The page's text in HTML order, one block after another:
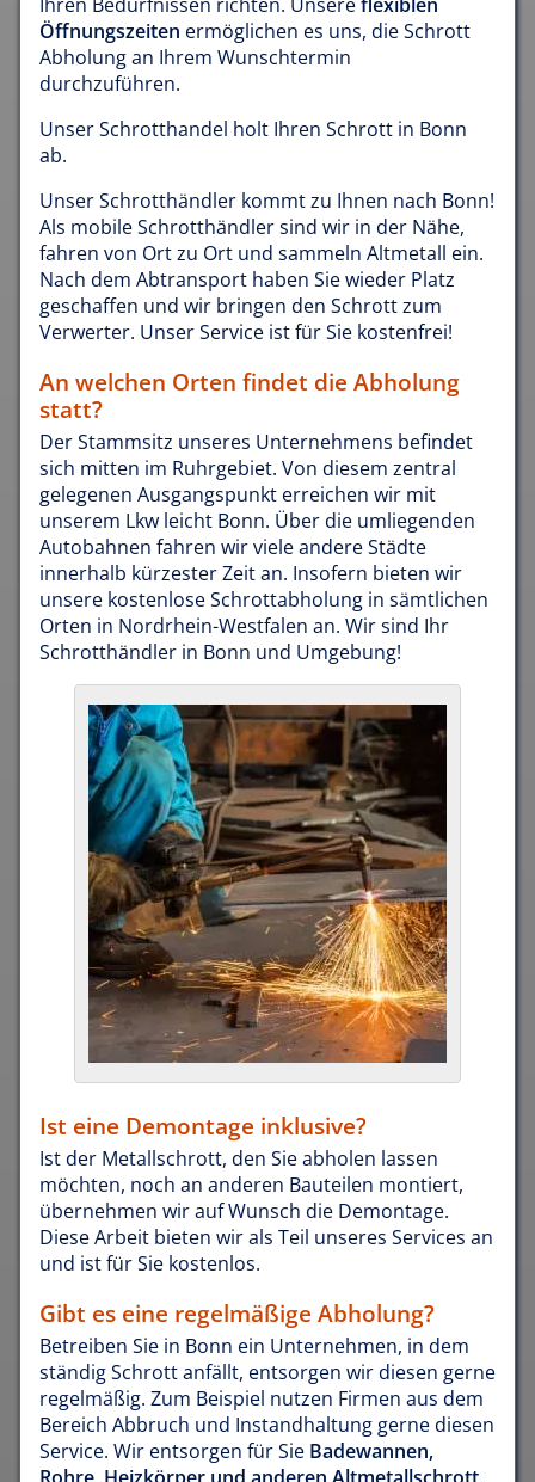
Öffnungszeiten ermöglichen es uns, die Schrott
Abholung an Ihrem Wunschtermin
durchzuführen.
Unser Schrotthandel holt Ihren Schrott in Bonn
ab.
Unser Schrotthändler kommt zu Ihnen nach Bonn!
Als mobile Schrotthändler sind wir in der Nähe,
fahren von Ort zu Ort und sammeln Altmetall ein.
Nach dem Abtransport haben Sie wieder Platz
geschaffen und wir bringen den Schrott zum
Verwerter. Unser Service ist für Sie kostenfrei!
An welchen Orten findet die Abholung
statt?
Der Stammsitz unseres Unternehmens befindet
sich mitten im Ruhrgebiet. Von diesem zentral
gelegenen Ausgangspunkt erreichen wir mit
unserem Lkw leicht Bonn. Über die umliegenden
Autobahnen fahren wir viele andere Städte
innerhalb kürzester Zeit an. Insofern bieten wir
unsere kostenlose Schrottabholung in sämtlichen
Orten in Nordrhein-Westfalen an. Wir sind Ihr
Schrotthändler in Bonn und Umgebung!
Ist eine Demontage inklusive?
Ist der Metallschrott, den Sie abholen lassen
möchten, noch an anderen Bauteilen montiert,
übernehmen wir auf Wunsch die Demontage.
Diese Arbeit bieten wir als Teil unseres Services an
und ist für Sie kostenlos.
Gibt es eine regelmäßige Abholung?
Betreiben Sie in Bonn ein Unternehmen, in dem
ständig Schrott anfällt, entsorgen wir diesen gerne
regelmäßig. Zum Beispiel nutzen Firmen aus dem
Bereich Abbruch und Instandhaltung gerne diesen
Service. Wir entsorgen für Sie Badewannen,